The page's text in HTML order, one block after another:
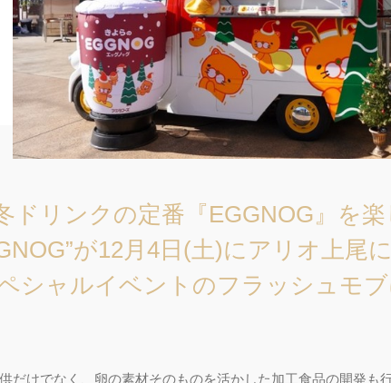
ドリンクの定番『EGGNOG』を
が12月4日(土)にアリオ上尾
シャルイベントのフラッシュモブ
だけでなく、卵の素材そのものを活かした加工食品の開発も